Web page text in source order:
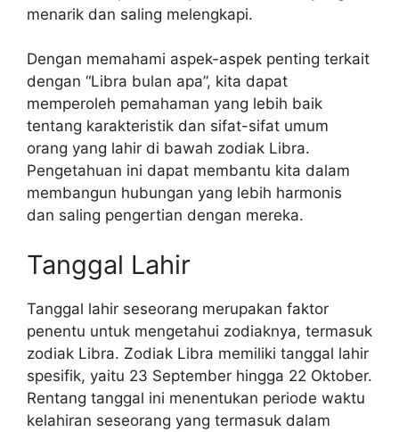
menarik dan saling melengkapi.
Dengan memahami aspek-aspek penting terkait
dengan “Libra bulan apa”, kita dapat
memperoleh pemahaman yang lebih baik
tentang karakteristik dan sifat-sifat umum
orang yang lahir di bawah zodiak Libra.
Pengetahuan ini dapat membantu kita dalam
membangun hubungan yang lebih harmonis
dan saling pengertian dengan mereka.
Tanggal Lahir
Tanggal lahir seseorang merupakan faktor
penentu untuk mengetahui zodiaknya, termasuk
zodiak Libra. Zodiak Libra memiliki tanggal lahir
spesifik, yaitu 23 September hingga 22 Oktober.
Rentang tanggal ini menentukan periode waktu
kelahiran seseorang yang termasuk dalam